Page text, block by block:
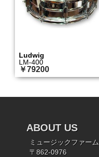
Ludwig
LM-400
￥79200
ABOUT US
ミュージックファーム
〒862-0976